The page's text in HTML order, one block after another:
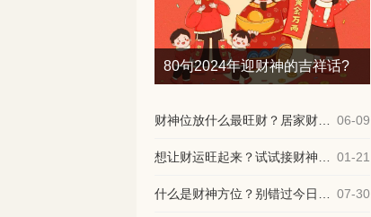
80句2024年迎财神的吉祥话?
06-09
01-21
07-30